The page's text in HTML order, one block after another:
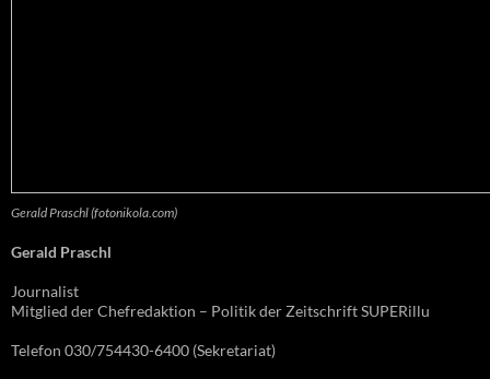
Gerald Praschl (fotonikola.com)
Gerald Praschl
Journalist
Mitglied der Chefredaktion – Politik der Zeitschrift SUPERillu
Telefon 030/754430-6400 (Sekretariat)